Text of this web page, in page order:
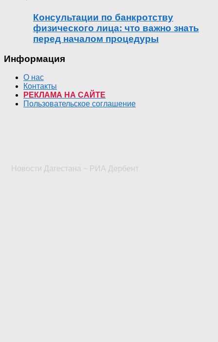
Консультации по банкротству
физического лица: что важно знать
перед началом процедуры
Информация
О нас
Контакты
РЕКЛАМА НА САЙТЕ
Пользовательское соглашение
Новости Дагестана ~ РИА Дербент